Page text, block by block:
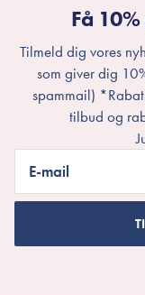
Få
Tilmeld dig vores
som giver dig
spammail)
tilbud og
E-mail